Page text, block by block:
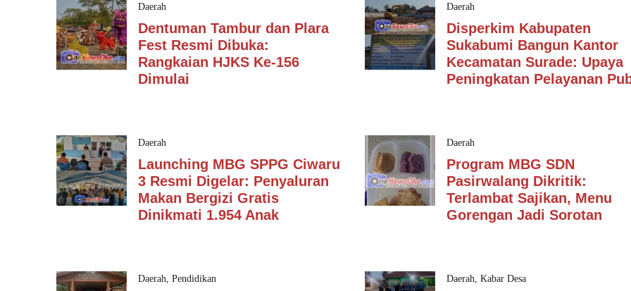
Daerah
Dentuman Tambur dan Plara
Fest Resmi Dibuka:
Rangkaian HJKS Ke-156
Dimulai
Daerah
Disperkim Kabupaten
Sukabumi Bangun Kantor
Kecamatan Surade: Upaya
Peningkatan Pelayanan
Daerah
Launching MBG SPPG Ciwaru
3 Resmi Digelar: Penyaluran
Makan Bergizi Gratis
Dinikmati 1.954 Anak
Daerah
Program MBG SDN
Pasirwalang Dikritik:
Terlambat Sajikan, Menu
Gorengan Jadi Sorotan
Daerah Pendidikan Daerah Kabar Desa